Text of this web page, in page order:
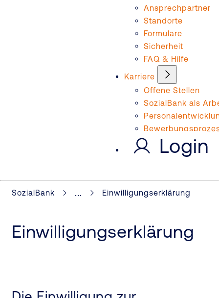
Ansprechpartner
Standorte
Formulare
Sicherheit
FAQ & Hilfe
Karriere
Offene Stellen
SozialBank als
Login
SozialBank ... Einwilligungserklärung
Einwilligungserklärung